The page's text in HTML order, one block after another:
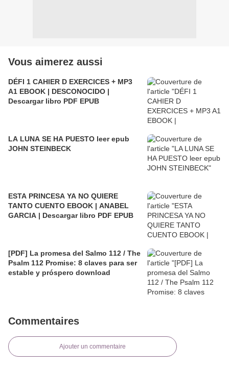
Vous aimerez aussi
DÉFI 1 CAHIER D EXERCICES + MP3
A1 EBOOK | DESCONOCIDO |
Descargar libro PDF EPUB
LA LUNA SE HA PUESTO leer epub
JOHN STEINBECK
ESTA PRINCESA YA NO QUIERE
TANTO CUENTO EBOOK | ANABEL
GARCIA | Descargar libro PDF EPUB
[PDF] La promesa del Salmo 112 / The
Psalm 112 Promise: 8 claves para ser
estable y próspero download
Commentaires
Ajouter un commentaire